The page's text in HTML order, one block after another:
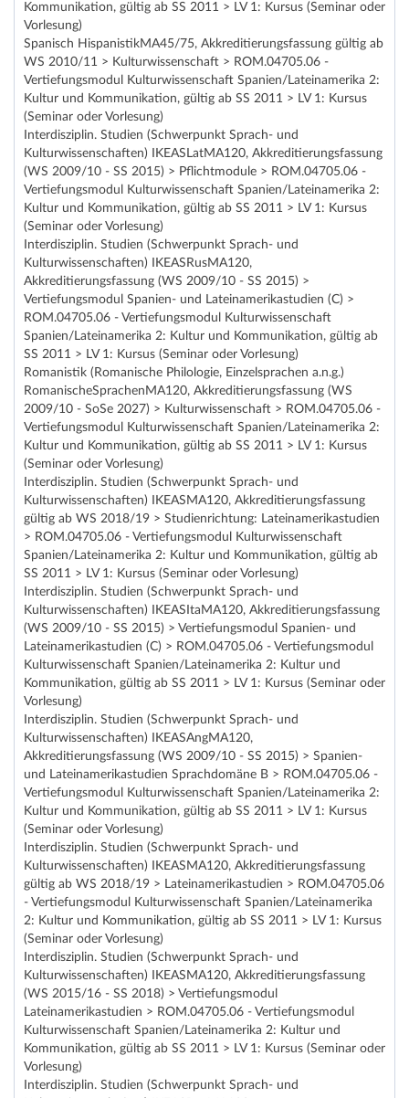
Kommunikation, gültig ab SS 2011 > LV 1: Kursus (Seminar oder
Vorlesung)
Spanisch HispanistikMA45/75, Akkreditierungsfassung gültig ab
WS 2010/11 > Kulturwissenschaft > ROM.04705.06 -
Vertiefungsmodul Kulturwissenschaft Spanien/Lateinamerika 2:
Kultur und Kommunikation, gültig ab SS 2011 > LV 1: Kursus
(Seminar oder Vorlesung)
Interdisziplin. Studien (Schwerpunkt Sprach- und
Kulturwissenschaften) IKEASLatMA120, Akkreditierungsfassung
(WS 2009/10 - SS 2015) > Pflichtmodule > ROM.04705.06 -
Vertiefungsmodul Kulturwissenschaft Spanien/Lateinamerika 2:
Kultur und Kommunikation, gültig ab SS 2011 > LV 1: Kursus
(Seminar oder Vorlesung)
Interdisziplin. Studien (Schwerpunkt Sprach- und
Kulturwissenschaften) IKEASRusMA120,
Akkreditierungsfassung (WS 2009/10 - SS 2015) >
Vertiefungsmodul Spanien- und Lateinamerikastudien (C) >
ROM.04705.06 - Vertiefungsmodul Kulturwissenschaft
Spanien/Lateinamerika 2: Kultur und Kommunikation, gültig ab
SS 2011 > LV 1: Kursus (Seminar oder Vorlesung)
Romanistik (Romanische Philologie, Einzelsprachen a.n.g.)
RomanischeSprachenMA120, Akkreditierungsfassung (WS
2009/10 - SoSe 2027) > Kulturwissenschaft > ROM.04705.06 -
Vertiefungsmodul Kulturwissenschaft Spanien/Lateinamerika 2:
Kultur und Kommunikation, gültig ab SS 2011 > LV 1: Kursus
(Seminar oder Vorlesung)
Interdisziplin. Studien (Schwerpunkt Sprach- und
Kulturwissenschaften) IKEASMA120, Akkreditierungsfassung
gültig ab WS 2018/19 > Studienrichtung: Lateinamerikastudien
> ROM.04705.06 - Vertiefungsmodul Kulturwissenschaft
Spanien/Lateinamerika 2: Kultur und Kommunikation, gültig ab
SS 2011 > LV 1: Kursus (Seminar oder Vorlesung)
Interdisziplin. Studien (Schwerpunkt Sprach- und
Kulturwissenschaften) IKEASItaMA120, Akkreditierungsfassung
(WS 2009/10 - SS 2015) > Vertiefungsmodul Spanien- und
Lateinamerikastudien (C) > ROM.04705.06 - Vertiefungsmodul
Kulturwissenschaft Spanien/Lateinamerika 2: Kultur und
Kommunikation, gültig ab SS 2011 > LV 1: Kursus (Seminar oder
Vorlesung)
Interdisziplin. Studien (Schwerpunkt Sprach- und
Kulturwissenschaften) IKEASAngMA120,
Akkreditierungsfassung (WS 2009/10 - SS 2015) > Spanien-
und Lateinamerikastudien Sprachdomäne B > ROM.04705.06 -
Vertiefungsmodul Kulturwissenschaft Spanien/Lateinamerika 2:
Kultur und Kommunikation, gültig ab SS 2011 > LV 1: Kursus
(Seminar oder Vorlesung)
Interdisziplin. Studien (Schwerpunkt Sprach- und
Kulturwissenschaften) IKEASMA120, Akkreditierungsfassung
gültig ab WS 2018/19 > Lateinamerikastudien > ROM.04705.06
- Vertiefungsmodul Kulturwissenschaft Spanien/Lateinamerika
2: Kultur und Kommunikation, gültig ab SS 2011 > LV 1: Kursus
(Seminar oder Vorlesung)
Interdisziplin. Studien (Schwerpunkt Sprach- und
Kulturwissenschaften) IKEASMA120, Akkreditierungsfassung
(WS 2015/16 - SS 2018) > Vertiefungsmodul
Lateinamerikastudien > ROM.04705.06 - Vertiefungsmodul
Kulturwissenschaft Spanien/Lateinamerika 2: Kultur und
Kommunikation, gültig ab SS 2011 > LV 1: Kursus (Seminar oder
Vorlesung)
Interdisziplin. Studien (Schwerpunkt Sprach- und